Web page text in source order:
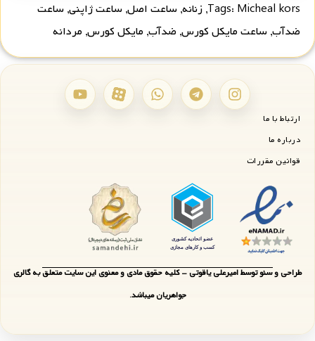
Tags: Micheal kors
, زنانه, ساعت اصل, ساعت ژاپنی, ساعت
ضدآب, ساعت مایکل کورس, ضدآب, مایکل کورس, مردانه
ارتباط با ما
درباره ما
قوانین مقررات
طراحی و سئو توسط امیرعلی یاقوتی - کلیه حقوق مادی و معنوی این سایت متعلق به گالری
جواهریان میباشد.